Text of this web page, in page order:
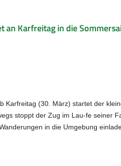
Karfreitag in die
(30. März) startet der
stoppt der Zug im Lau-fe seiner
in die Umgebung